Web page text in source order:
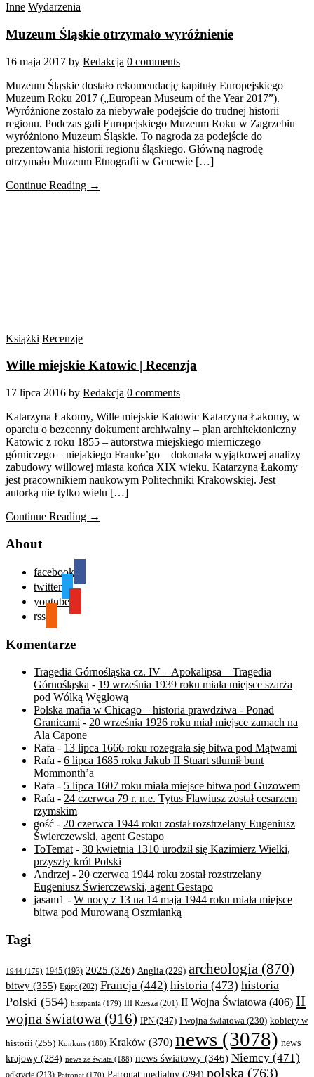
Inne Wydarzenia
Muzeum Śląskie otrzymało wyróżnienie
16 maja 2017 by Redakcja 0 comments
Muzeum Śląskie dostało rekomendację kapituły Europejskiego
Muzeum Roku 2017 („European Museum of the Year 2017”).
Wyróżnione zostało za niebywałe podejście do trudnej historii
regionu. Podczas gali Europejskiego Muzeum Roku w Zagrzebiu
wyróżniono Muzeum Śląskie. To nagroda za podejście do
prezentowania historii regionu śląskiego. Główną nagrodę
otrzymało Muzeum Etnografii w Genewie […]
Continue Reading →
Książki Recenzje
Wille miejskie Katowic | Recenzja
17 lipca 2016 by Redakcja 0 comments
Katarzyna Łakomy, Wille miejskie Katowic Katarzyna Łakomy, w
oparciu o bezcenny dokument archiwalny – plan architektoniczny
Katowic z roku 1855 – autorstwa miejskiego mierniczego
górniczego – niejakiego Franke’go – dokonała wyjątkowej analizy
zabudowy willowej miasta końca XIX wieku. Katarzyna Łakomy
jest pracownikiem naukowym Politechniki Krakowskiej. Jest
autorką nie tylko wielu […]
Continue Reading →
About
facebook
twitter
youtube
rss
Komentarze
Tragedia Górnośląska cz. IV – Apokalipsa – Tragedia
Górnośląska - 19 września 1939 roku miała miejsce szarża
pod Wólką Węglową
Polska mafia w Chicago – historia prawdziwa - Ponad
Granicami - 20 września 1926 roku miał miejsce zamach na
Ala Capone
Rafa - 13 lipca 1666 roku rozegrała się bitwa pod Mątwami
Rafa - 6 lipca 1685 roku Jakub II Stuart stłumił bunt
Mommonth’a
Rafa - 5 lipca 1607 roku miała miejsce bitwa pod Guzowem
Rafa - 24 czerwca 79 r. n.e. Tytus Flawiusz został cesarzem
rzymskim
gość - 20 czerwca 1944 roku został rozstrzelany Eugeniusz
Świerczewski, agent Gestapo
ToTemat - 30 kwietnia 1310 urodził się Kazimierz Wielki,
przyszły król Polski
Andrzej - 20 czerwca 1944 roku został rozstrzelany
Eugeniusz Świerczewski, agent Gestapo
jasam1 - W nocy z 13 na 14 maja 1944 roku miała miejsce
bitwa pod Murowaną Oszmianką
Tagi
1944 (179) 1945 (193) 2025 (326) Anglia (229) archeologia (870)
bitwy (355) Egipt(202) Francja (442) historia (473) historia
Polski (554) hiszpania (179) III Rzesza (201) II Wojna Światowa (406) II
wojna światowa (916) IPN (247) I wojna światowa (230) kobiety w
historii (255) Konkurs (180) Kraków (370) news (3078) news
krajowy (284) news ze świata (188) news światowy (346) Niemcy (471)
Patronat medialny (294) polska (763)